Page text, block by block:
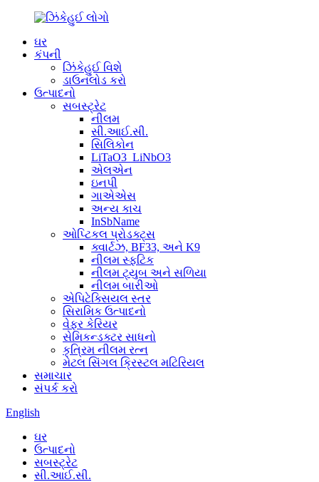
ઘર
કંપની
ઝિંકેહુઈ વિશે
ડાઉનલોડ કરો
ઉત્પાદનો
સબસ્ટ્રેટ
નીલમ
સી.આઈ.સી.
સિલિકોન
LiTaO3_LiNbO3
એલએન
ઇનપી
ગાએએસ
અન્ય કાચ
InSbName
ઓપ્ટિકલ પ્રોડક્ટ્સ
ક્વાર્ટઝ, BF33, અને K9
નીલમ સ્ફટિક
નીલમ ટ્યુબ અને સળિયા
નીલમ બારીઓ
એપિટેક્સિયલ સ્તર
સિરામિક ઉત્પાદનો
વેફર કેરિયર
સેમિકન્ડક્ટર સાધનો
કૃત્રિમ નીલમ રત્ન
મેટલ સિંગલ ક્રિસ્ટલ મટિરિયલ
સમાચાર
સંપર્ક કરો
English
ઘર
ઉત્પાદનો
સબસ્ટ્રેટ
સી.આઈ.સી.